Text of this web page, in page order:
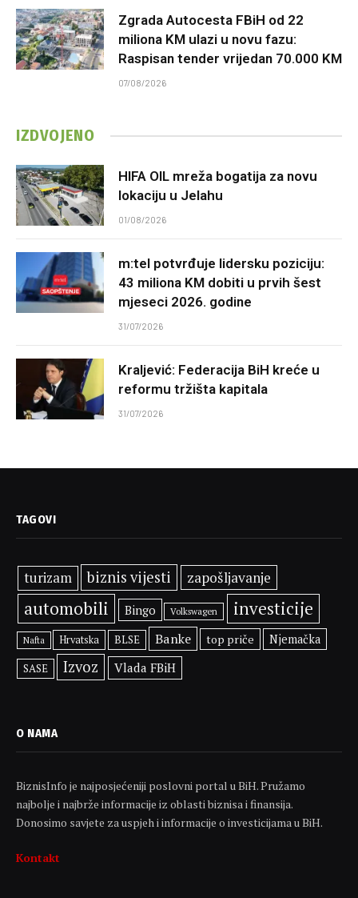
Zgrada Autocesta FBiH od 22
miliona KM ulazi u novu fazu:
Raspisan tender vrijedan 70.000 KM
07/08/2026
IZDVOJENO
HIFA OIL mreža bogatija za novu
lokaciju u Jelahu
01/08/2026
m:tel potvrđuje lidersku poziciju:
43 miliona KM dobiti u prvih šest
mjeseci 2026. godine
31/07/2026
Kraljević: Federacija BiH kreće u
reformu tržišta kapitala
31/07/2026
TAGOVI
turizam biznis vijesti zapošljavanje
automobili Bingo Volkswagen investicije
Nafta Hrvatska BLSE Banke top priče Njemačka
SASE Izvoz Vlada FBiH
O NAMA
BiznisInfo je najposjećeniji poslovni portal u BiH. Pružamo
najbolje i najbrže informacije iz oblasti biznisa i finansija.
Donosimo savjete za uspjeh i informacije o investicijama u BiH.
Kontakt